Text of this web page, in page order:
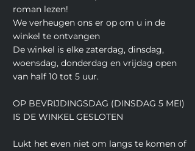
roman lezen!
We verheugen ons er op om u in de
winkel te ontvangen
De winkel is elke zaterdag, dinsdag,
woensdag, donderdag en vrijdag open
van half 10 tot 5 uur.
OP BEVRIJDINGSDAG (DINSDAG 5 MEI)
IS DE WINKEL GESLOTEN
Lukt het even niet om langs te komen of